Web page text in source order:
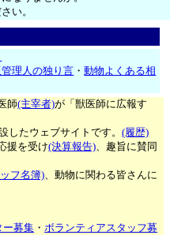
い。
理人の独り言 ・動物よくある相
師(主宰者)が「獣医師に広報す
したウェブサイトです。(履歴)
援を受け(決算報告)、趣旨に賛同
フ名簿)、動物に関わる皆さんに
ー募集 ・ボランティアスタッフ募